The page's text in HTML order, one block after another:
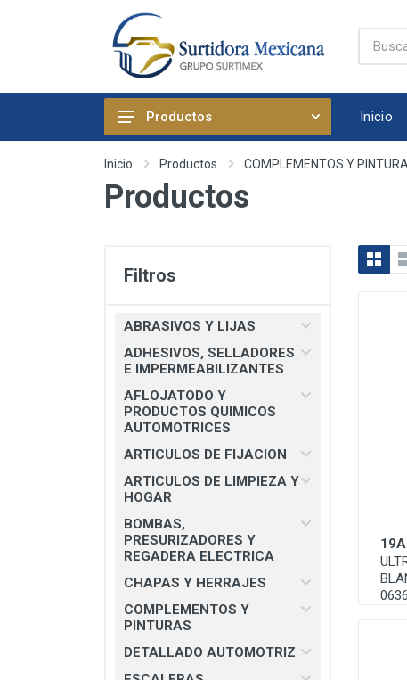
ABRASIVOS Y LIJAS
ADHESIVOS, SELLADORES E
IMPERMEABILIZANTES
ARTICULOS DE FIJACION
HOGAR
BOMBAS, PRESURIZADORES Y
REGADERA ELECTRICA
CHAPAS Y HERRAJES
ESCALERAS
HERRAMIENTAS DE MANO Y
CORTE
HERRAMIENTAS ELECTRICAS Y
MATERIAL ELECTRICO E
MISCELANEOS
Productos Inicio
Inicio Productos COMPLEMENTOS Y
Productos
Filtros
ABRASIVOS Y LIJAS
ADHESIVOS, SELLADORES
E IMPERMEABILIZANTES
AFLOJATODO Y
PRODUCTOS QUIMICOS
AUTOMOTRICES
ARTICULOS DE FIJACION
ARTICULOS DE LIMPIEZA Y
HOGAR
BOMBAS,
PRESURIZADORES Y
REGADERA ELECTRICA
CHAPAS Y HERRAJES
COMPLEMENTOS Y
PINTURAS
DETALLADO AUTOMOTRIZ